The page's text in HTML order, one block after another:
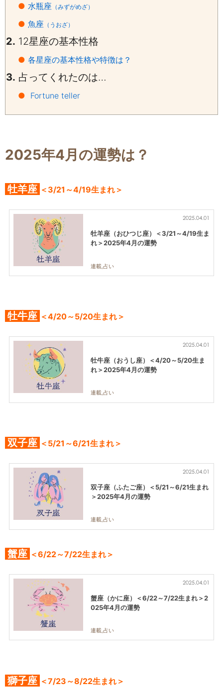
● 水瓶座 （みずがめざ）
● 魚座 （うおざ）
2. 12星座の基本性格
● 各星座の基本性格や特徴は？
3. 占ってくれたのは…
● Fortune teller
2025年4月の運勢は？
牡羊座 ＜3/21～4/19生まれ＞
2025.04.01
牡羊座（おひつじ座）＜3/21～4/19生ま
れ＞2025年4月の運勢
連載,占い
牡牛座 ＜4/20～5/20生まれ＞
2025.04.01
牡牛座（おうし座）＜4/20～5/20生ま
れ＞2025年4月の運勢
連載,占い
双子座 ＜5/21～6/21生まれ＞
2025.04.01
双子座（ふたご座）＜5/21～6/21生まれ
＞2025年4月の運勢
連載,占い
蟹座 ＜6/22～7/22生まれ＞
2025.04.01
蟹座（かに座）＜6/22～7/22生まれ＞2
025年4月の運勢
連載,占い
獅子座 ＜7/23～8/22生まれ＞